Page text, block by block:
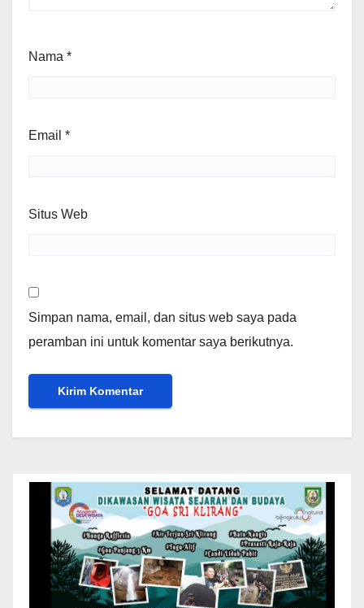
Nama *
Email *
Situs Web
Simpan nama, email, dan situs web saya pada
peramban ini untuk komentar saya berikutnya.